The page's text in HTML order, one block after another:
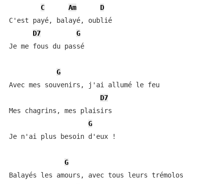
C
Am
D
C'est payé, balayé, oublié
D7
G
Je me fous du passé
G
Avec mes souvenirs, j'ai allumé le feu
D7
Mes chagrins, mes plaisirs
G
Je n'ai plus besoin d'eux !
G
Balayés les amours, avec tous leurs trémolos